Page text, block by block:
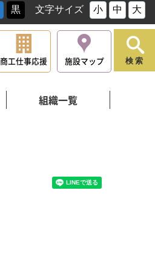
黒 文字サイズ 小 中 大
商工仕事応援 施設マップ
組織一覧
検索